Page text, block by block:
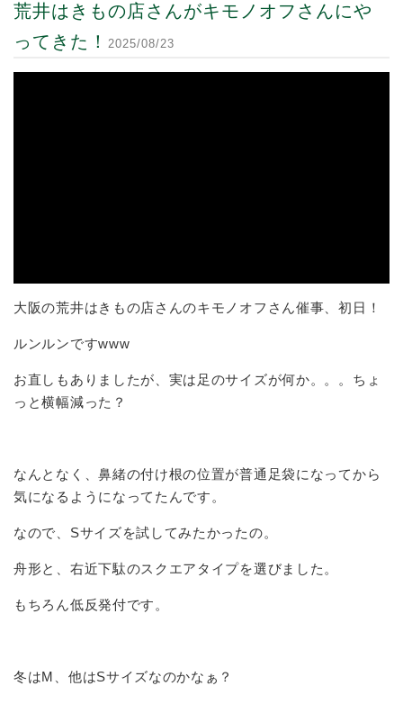
荒井はきもの店さんがキモノオフさんにや
ってきた！
2025/08/23
大阪の荒井はきもの店さんのキモノオフさん催事、初日！
ルンルンですwww
お直しもありましたが、実は足のサイズが何か。。。ちょ
っと横幅減った？
なんとなく、鼻緒の付け根の位置が普通足袋になってから
気になるようになってたんです。
なので、Sサイズを試してみたかったの。
舟形と、右近下駄のスクエアタイプを選びました。
もちろん低反発付です。
冬はМ、他はSサイズなのかなぁ？